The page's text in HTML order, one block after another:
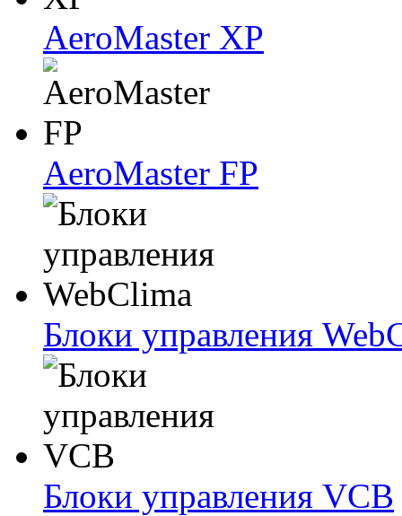
AeroMaster XP
AeroMaster FP
Блоки упрaвлeния
Блоки упрaвлeния VCB